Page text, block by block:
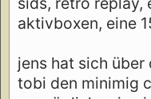
aktivboxen, eine
jens hat sich
tobi den minimig